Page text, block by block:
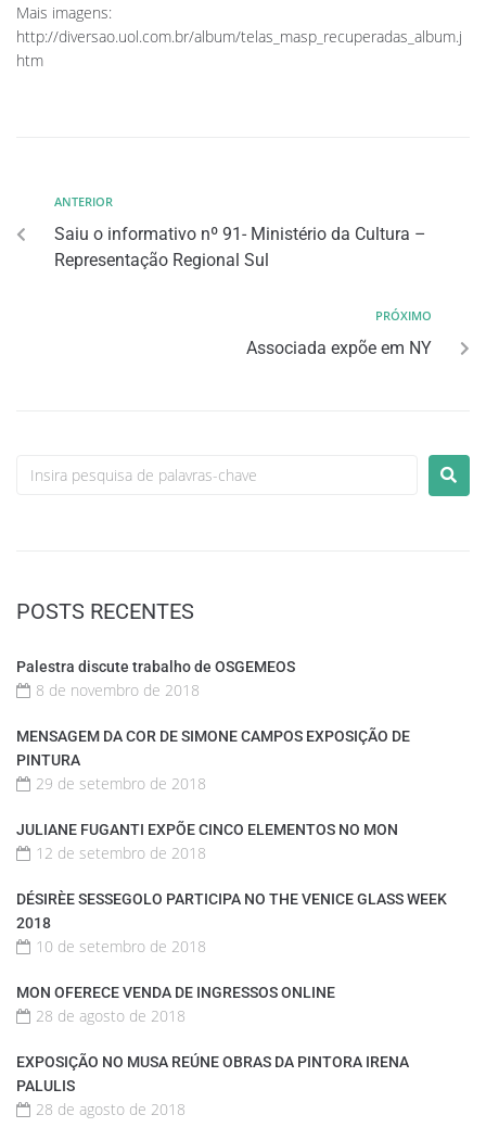
Mais imagens:
http://diversao.uol.com.br/album/telas_masp_recuperadas_album.j
htm
ANTERIOR
Saiu o informativo nº 91- Ministério da Cultura –
Representação Regional Sul
PRÓXIMO
Associada expõe em NY
POSTS RECENTES
Palestra discute trabalho de OSGEMEOS
8 de novembro de 2018
MENSAGEM DA COR DE SIMONE CAMPOS EXPOSIÇÃO DE
PINTURA
29 de setembro de 2018
JULIANE FUGANTI EXPÕE CINCO ELEMENTOS NO MON
12 de setembro de 2018
DÉSIRÈE SESSEGOLO PARTICIPA NO THE VENICE GLASS WEEK
2018
10 de setembro de 2018
MON OFERECE VENDA DE INGRESSOS ONLINE
28 de agosto de 2018
EXPOSIÇÃO NO MUSA REÚNE OBRAS DA PINTORA IRENA
PALULIS
28 de agosto de 2018